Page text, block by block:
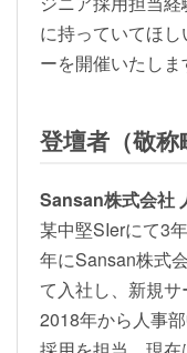
に持っていてほ
ーを開催いたしま
登壇者（敬称
Sansan株式会社
某中堅SIerにて3
年にSansan株式
て入社し、新規サ
2018年から人事